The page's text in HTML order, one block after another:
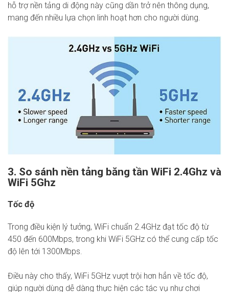
hỗ trợ nền tảng di động này cũng dần trở nên thông dụng,
mang đến nhiều lựa chọn linh hoạt hơn cho người dùng.
3. So sánh nền tảng băng tần WiFi 2.4Ghz và
WiFi 5Ghz
Tốc độ
Trong điều kiện lý tưởng, WiFi chuẩn 2.4GHz đạt tốc độ từ
450 đến 600Mbps, trong khi WiFi 5GHz có thể cung cấp tốc
độ lên tới 1300Mbps.
Điều này cho thấy, WiFi 5GHz vượt trội hơn hẳn về tốc độ,
giúp người dùng dễ dàng thực hiện các tác vụ như chơi